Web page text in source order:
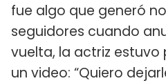
fue algo que generó
seguidores cuando
vuelta, la actriz
un video: “Quiero